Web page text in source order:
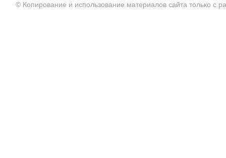
© Копирование и использование материалов сайта только с